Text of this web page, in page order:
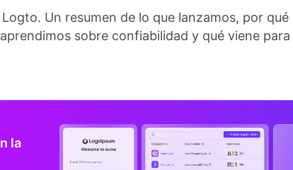
Un resumen de lo que lanzamos, por qué
sobre confiabilidad y qué viene para
la